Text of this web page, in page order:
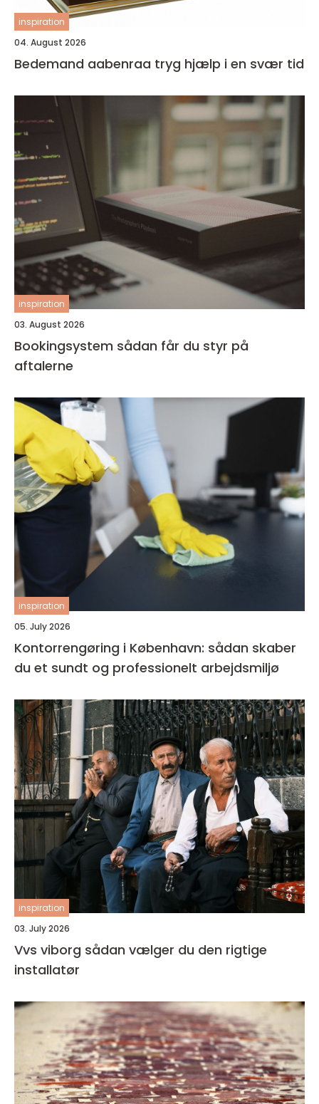
inspiration
04. August 2026
Bedemand aabenraa tryg hjælp i en svær tid
inspiration
03. August 2026
Bookingsystem sådan får du styr på
aftalerne
inspiration
05. July 2026
Kontorrengøring i København: sådan skaber
du et sundt og professionelt arbejdsmiljø
inspiration
03. July 2026
Vvs viborg sådan vælger du den rigtige
installatør